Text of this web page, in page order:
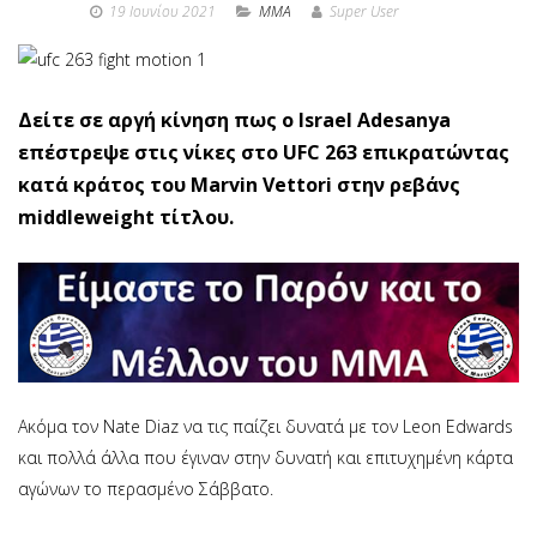
19 Ιουνίου 2021 MMA Super User
Δείτε σε αργή κίνηση πως ο Israel Adesanya
επέστρεψε στις νίκες στο UFC 263 επικρατώντας
κατά κράτος του Marvin Vettori στην ρεβάνς
middleweight τίτλου.
Ακόμα τον Nate Diaz να τις παίζει δυνατά με τον Leon Edwards
και πολλά άλλα που έγιναν στην δυνατή και επιτυχημένη κάρτα
αγώνων το περασμένο Σάββατο.